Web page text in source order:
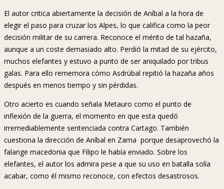
El autor critica abiertamente la decisión de Aníbal a la hora de
elegir el paso para cruzar los Alpes, lo que califica como la peor
decisión militar de su carrera. Reconoce el mérito de tal hazaña,
aunque a un coste demasiado alto. Perdió la mitad de su ejército,
muchos elefantes y estuvo a punto de ser aniquilado por tribus
galas. Para ello rememora cómo Asdrúbal repitió la hazaña años
después en menos tiempo y sin pérdidas.
Otro acierto es cuando señala Metauro como el punto de
inflexión de la guerra, el momento en que esta quedó
irremediablemente sentenciada contra Cartago. También
cuestiona la dirección de Aníbal en Zama porque desaprovechó la
falange macedonia que Filipo le había enviado. Sobre los
elefantes, el autor los admira pese a que su uso en batalla solía
acabar, como él mismo reconoce, con efectos desastrosos.